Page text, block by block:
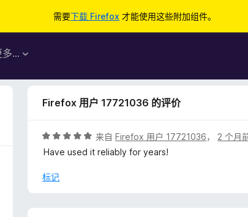
需要下载 Firefox 才能使用这些附加组件。
多…
Firefox 用户 17721036 的评价
评
分
/
来自Firefox 用户 17721036， 2 个月
Have used it reliably for years!
标记